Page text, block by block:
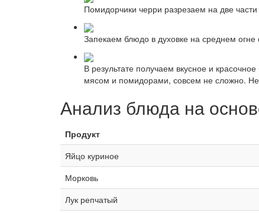
Помидорчики черри разрезаем на две
Запекаем блюдо в духовке на среднем огне
В результате получаем вкусное и
мясом и помидорами, совсем не сложно.
Анализ блюда на
Продукт
Яйцо куриное
Морковь
Лук репчатый